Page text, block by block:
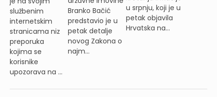
službenim
internetskim
stranicama niz
preporuka
kojima se
korisnike
upozorava na ...
Branko Bačić
predstavio je u
petak detalje
novog Zakona o
najm...
u srpnju, koji je u
petak objavila
Hrvatska na...